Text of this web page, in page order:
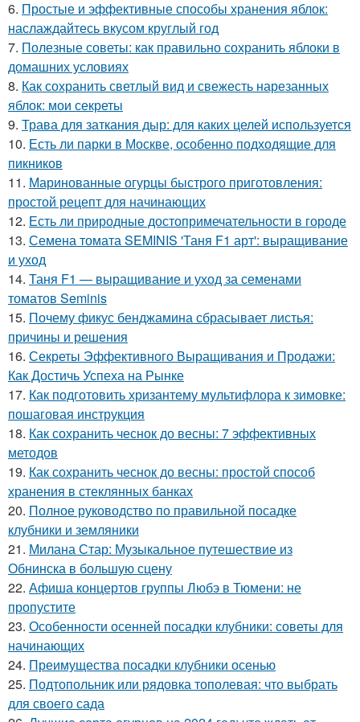
6. Простые и эффективные способы хранения яблок:
наслаждайтесь вкусом круглый год
7. Полезные советы: как правильно сохранить яблоки в
домашних условиях
8. Как сохранить светлый вид и свежесть нарезанных
яблок: мои секреты
9. Трава для заткания дыр: для каких целей используется
10. Есть ли парки в Москве, особенно подходящие для
пикников
11. Маринованные огурцы быстрого приготовления:
простой рецепт для начинающих
12. Есть ли природные достопримечательности в городе
13. Семена томата SEMINIS 'Таня F1 арт': выращивание
и уход
14. Таня F1 — выращивание и уход за семенами
томатов Seminis
15. Почему фикус бенджамина сбрасывает листья:
причины и решения
16. Секреты Эффективного Выращивания и Продажи:
Как Достичь Успеха на Рынке
17. Как подготовить хризантему мультифлора к зимовке:
пошаговая инструкция
18. Как сохранить чеснок до весны: 7 эффективных
методов
19. Как сохранить чеснок до весны: простой способ
хранения в стеклянных банках
20. Полное руководство по правильной посадке
клубники и земляники
21. Милана Стар: Музыкальное путешествие из
Обнинска в большую сцену
22. Афиша концертов группы Любэ в Тюмени: не
пропустите
23. Особенности осенней посадки клубники: советы для
начинающих
24. Преимущества посадки клубники осенью
25. Подтопольник или рядовка тополевая: что выбрать
для своего сада